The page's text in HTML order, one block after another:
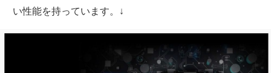
い性能を持っています。↓